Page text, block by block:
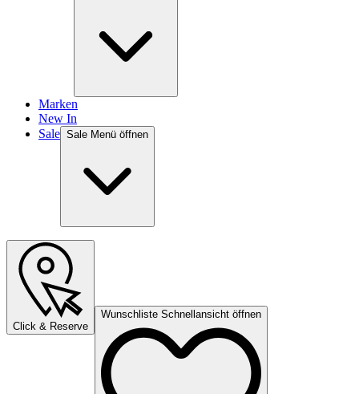
Marken
New In
Sale Sale Menü öffnen
Click & Reserve
Wunschliste Schnellansicht öffnen